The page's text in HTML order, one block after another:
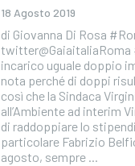
18 Agosto 2019
di Giovanna Di Rosa
incarico uguale doppio
nota perché di doppi
così che la Sindaca
all’Ambiente ad interim
di raddoppiare lo
particolare Fabrizio
agosto, sempre ...